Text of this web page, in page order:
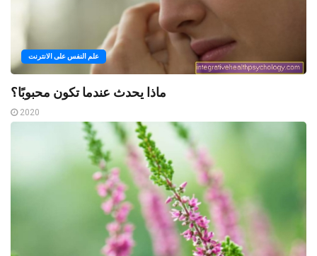
علم النفس على الانترنت
ماذا يحدث عندما تكون محبوبًا؟
2020